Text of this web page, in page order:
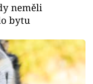
neměli
bytu